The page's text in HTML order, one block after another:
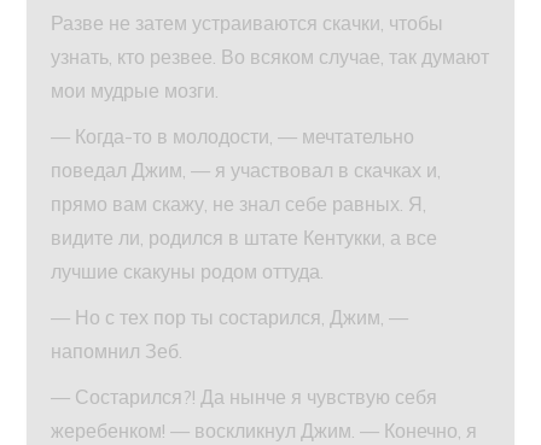
Разве не затем устраиваются скачки, чтобы
узнать, кто резвее. Во всяком случае, так думают
мои мудрые мозги.
— Когда-то в молодости, — мечтательно
поведал Джим, — я участвовал в скачках и,
прямо вам скажу, не знал себе равных. Я,
видите ли, родился в штате Кентукки, а все
лучшие скакуны родом оттуда.
— Но с тех пор ты состарился, Джим, —
напомнил Зеб.
— Состарился?! Да нынче я чувствую себя
жеребенком! — воскликнул Джим. — Конечно, я